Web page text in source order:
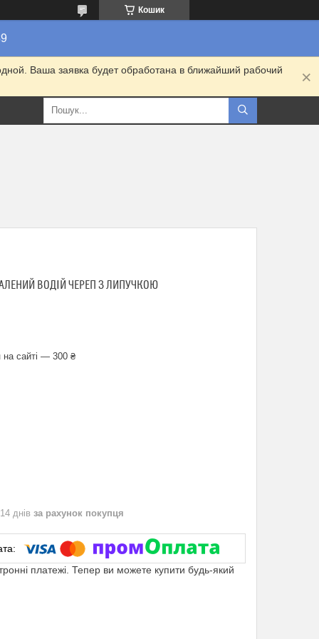
Кошик
Ваша заявка будет обработана в ближайший рабочий
ВОДІЙ ЧЕРЕП З ЛИПУЧКОЮ
на сайті — 300 ₴
днів за рахунок покупця
платежі. Тепер ви можете купити будь-який